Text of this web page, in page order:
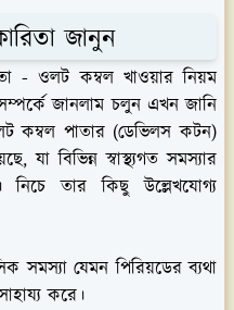
জানুন
- ওলট কম্বল খাওয়ার নিয়ম
জানলাম চলুন এখন জানি
কম্বল পাতার (ডেভিলস কটন)
যা বিভিন্ন স্বাস্থ্যগত সমস্যার
তার কিছু উল্লেখযোগ্য
সমস্যা যেমন পিরিয়ডের ব্যথা
করে।